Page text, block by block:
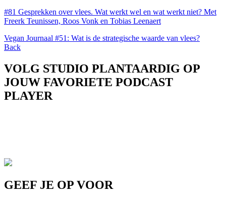
#81 Gesprekken over vlees. Wat werkt wel en wat werkt niet? Met
Freerk Teunissen, Roos Vonk en Tobias Leenaert
Vegan Journaal #51: Wat is de strategische waarde van vlees?
Back
VOLG STUDIO PLANTAARDIG OP
JOUW FAVORIETE PODCAST
PLAYER
GEEF JE OP VOOR